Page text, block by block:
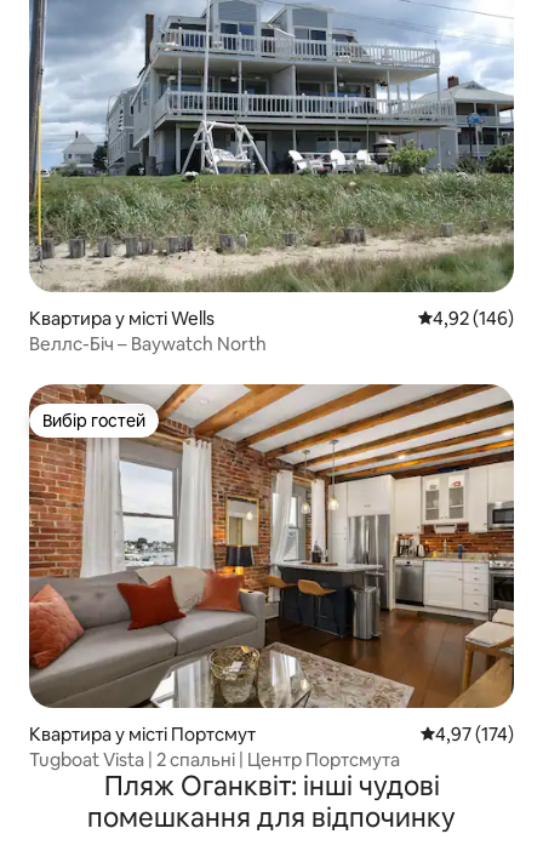
Квартира у місті Wells Середня
4,92 (146)
Веллс-Біч – Baywatch North
Вибір гостей
Вибір гостей
Квартира у місті Портсмут Середня
4,97 (174)
Tugboat Vista | 2 спальні | Центр Портсмута
Пляж Оганквіт: інші чудові
помешкання для відпочинку